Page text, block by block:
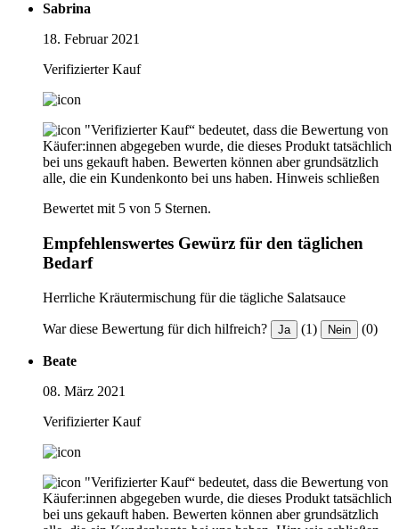
Sabrina
18. Februar 2021
Verifizierter Kauf
"Verifizierter Kauf“ bedeutet, dass die Bewertung von
Käufer:innen abgegeben wurde, die dieses Produkt tatsächlich
bei uns gekauft haben. Bewerten können aber grundsätzlich
alle, die ein Kundenkonto bei uns haben. Hinweis schließen
Bewertet mit 5 von 5 Sternen.
Empfehlenswertes Gewürz für den täglichen
Bedarf
Herrliche Kräutermischung für die tägliche Salatsauce
War diese Bewertung für dich hilfreich? Ja (1) Nein (0)
Beate
08. März 2021
Verifizierter Kauf
"Verifizierter Kauf“ bedeutet, dass die Bewertung von
Käufer:innen abgegeben wurde, die dieses Produkt tatsächlich
bei uns gekauft haben. Bewerten können aber grundsätzlich